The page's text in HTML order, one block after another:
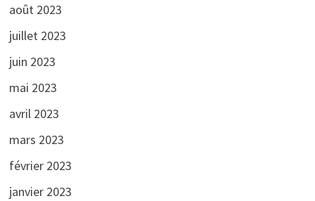
août 2023
juillet 2023
juin 2023
mai 2023
avril 2023
mars 2023
février 2023
janvier 2023